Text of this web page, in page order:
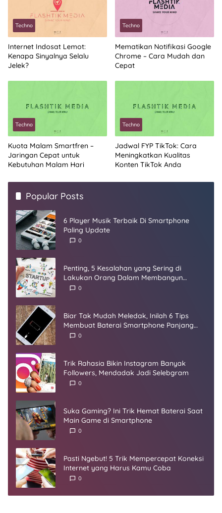
Techno
Internet Indosat Lemot:
Kenapa Sinyalnya Selalu
Jelek?
Techno
Mematikan Notifikasi Google
Chrome – Cara Mudah dan
Cepat
Techno
Kuota Malam Smartfren –
Jaringan Cepat untuk
Kebutuhan Malam Hari
Techno
Jadwal FYP TikTok: Cara
Meningkatkan Kualitas
Konten TikTok Anda
Popular Posts
6 Player Musik Terbaik Di Smartphone
Paling Update
0
Penting, 5 Kesalahan yang Sering di
Lakukan Orang Dalam Membangun
Startup
0
Biar Tak Mudah Meledak, Inilah 6 Tips
Membuat Baterai Smartphone Panjang
Umur
0
Trik Rahasia Bikin Instagram Banyak
Followers, Mendadak Jadi Selebgram
0
Suka Gaming? Ini Trik Hemat Baterai Saat
Main Game di Smartphone
0
Pasti Ngebut! 5 Trik Mempercepat Koneksi
Internet yang Harus Kamu Coba
0